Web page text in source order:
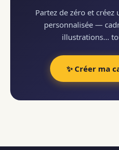
Partez de zéro et
personnalisée —
illustrations…
✨ Créer ma